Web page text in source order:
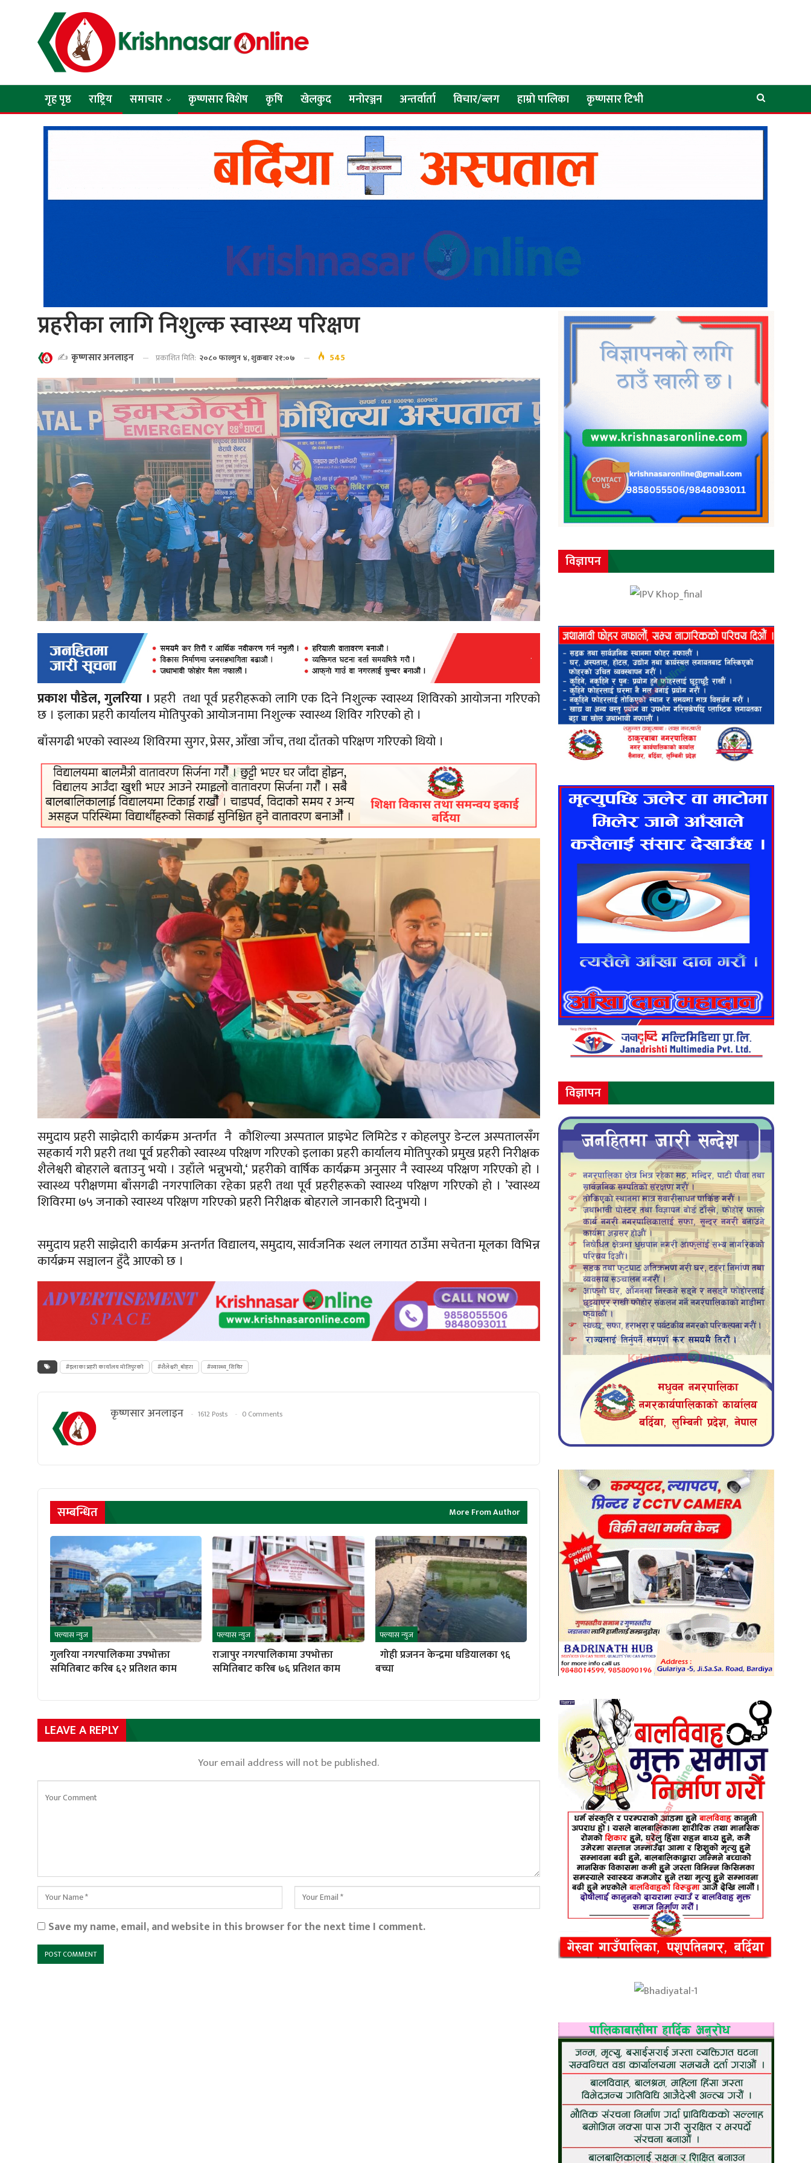
गृह पृष्ठ राष्ट्रिय समाचार कृष्णसार विशेष कृषि खेलकुद मनाेरञ्जन अन्तर्वार्ता विचार/ब्लग हाम्राे पालिका कृष्णसार टिभी
प्रहरीका लागि निशुल्क स्वास्थ्य परिक्षण
✍️ कृष्णसार अनलाइन प्रकाशित मिति: २०८० फाल्गुन ४, शुक्रबार २१:०७ 545
प्रकाश पौडेल, गुलरिया । प्रहरी तथा पूर्व प्रहरीहरूको लागि एक दिने निशुल्क स्वास्थ्य शिविरको आयोजना गरिएको
छ । इलाका प्रहरी कार्यालय मोतिपुरको आयोजनामा निशुल्क स्वास्थ्य शिविर गरिएको हो ।
बाँसगढी भएको स्वास्थ्य शिविरमासुगर,प्रेसर, आँखा जाँच, तथा दाँतको परिक्षण गरिएको थियो ।
समुदाय प्रहरी साझेदारी कार्यक्रम अन्तर्गत नै कौशिल्या अस्पताल प्राइभेट लिमिटेड र कोहलपुर डेन्टल अस्पतालसँग
सहकार्य गरी प्रहरी तथा पू्र्व प्रहरीको स्वास्थ्य परिक्षण गरिएको इलाका प्रहरी कार्यालय मोतिपुरको प्रमुख प्रहरी निरीक्षक
शैलेश्वरी बोहराले बताउनु भयो । उहाँले भन्नुभयो,‘ प्रहरीको वार्षिक कार्यक्रम अनुसार नै स्वास्थ्य परिक्षण गरिएको हो ।
स्वास्थ्य परीक्षणमा बाँसगढी नगरपालिका रहेका प्रहरी तथा पूर्व प्रहरीहरूको स्वास्थ्य परिक्षण गरिएको हो । ’स्वास्थ्य
शिविरमा ७५ जनाको स्वास्थ्य परिक्षण गरिएको प्रहरी निरीक्षक बोहराले जानकारी दिनुभयो ।
समुदाय प्रहरी साझेदारी कार्यक्रम अन्तर्गत विद्यालय, समुदाय, सार्वजनिक स्थल लगायत ठाउँमा सचेतना मूलका विभिन्न
कार्यक्रम सञ्चालन हुँदै आएको छ ।
#इलाका प्रहरी कार्यालय मोतिपुरको #शैलेश्वरी_बोहरा #स्वास्थ्य_शिविर
कृष्णसार अनलाइन 1612 Posts 0 Comments
सम्बन्धित More From Author
फ्ल्यास न्युज
गुलरिया नगरपालिकमा उपभोक्ता
समितिबाट करिब ६२ प्रतिशत काम
फ्ल्यास न्युज
राजापुर नगरपालिकामा उपभोक्ता
समितिबाट करिब ७६ प्रतिशत काम
फ्ल्यास न्युज
गोही प्रजनन केन्द्रमा घडियालका ९६
बच्चा
LEAVE A REPLY
Your email address will not be published.
Save my name, email, and website in this browser for the next time I comment.
विज्ञापन
विज्ञापन